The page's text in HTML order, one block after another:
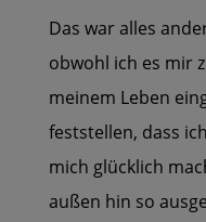
Das war alles
obwohl ich es mir
meinem Leben
feststellen, dass
mich glücklich
außen hin so